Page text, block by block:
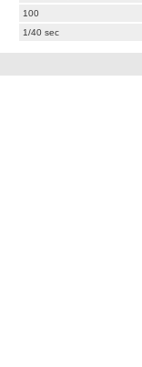
100
1/40 sec